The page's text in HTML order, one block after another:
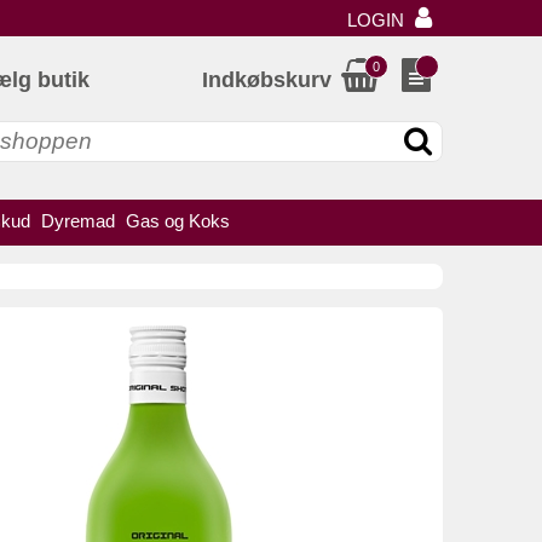
LOGIN
butik
Dyremad Gas og Koks
Indkøbskurv
0